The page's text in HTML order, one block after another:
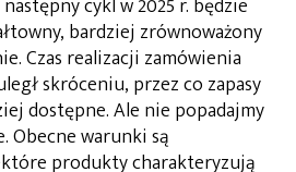
cykl w 2025 r. będzie
bardziej zrównoważony
Czas realizacji zamówienia
skróceniu, przez co zapasy
dostępne. Ale nie popadajmy
Obecne warunki są
produkty charakteryzują